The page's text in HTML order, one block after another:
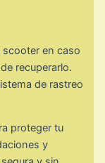
en caso
recuperarlo.
de rastreo
proteger tu
y